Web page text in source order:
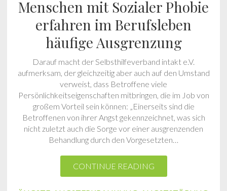
Menschen mit Sozialer Phobie
erfahren im Berufsleben
häufige Ausgrenzung
Darauf macht der Selbsthilfeverband intakt e.V.
aufmerksam, der gleichzeitig aber auch auf den Umstand
verweist, dass Betroffene viele
Persönlichkeitseigenschaften mitbringen, die im Job von
großem Vorteil sein können: „Einerseits sind die
Betroffenen von ihrer Angst gekennzeichnet, was sich
nicht zuletzt auch die Sorge vor einer ausgrenzenden
Behandlung durch den Vorgesetzten…
CONTINUE READING